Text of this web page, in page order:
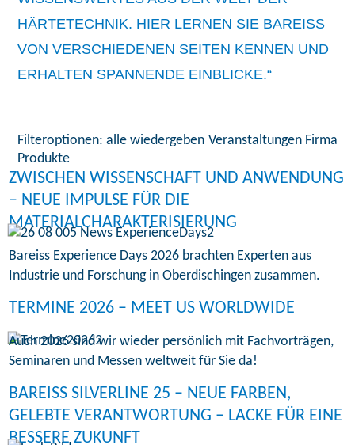
RTETECHNIK. HIER LERNEN SIE BAREISS VO
N VERSCHIEDENEN SEITEN KENNEN UND ER
HALTEN SPANNENDE EINBLICKE.“
Filteroptionen: alle wiedergeben Veranstaltungen Firma
Produkte
ZWISCHEN WISSENSCHAFT UND ANWENDUNG
– NEUE IMPULSE FÜR DIE
MATERIALCHARAKTERISIERUNG
Bareiss Experience Days 2026 brachten Experten aus
Industrie und Forschung in Oberdischingen zusammen.
TERMINE 2026 – MEET US WORLDWIDE
Auch 2026 sind wir wieder persönlich mit Fachvorträgen,
Seminaren und Messen weltweit für Sie da!
BAREISS SILVERLINE 25 – NEUE FARBEN,
GELEBTE VERANTWORTUNG – LACKE FÜR EINE
BESSERE ZUKUNFT